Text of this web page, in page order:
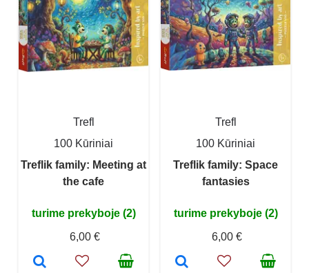
Trefl
100 Kūriniai
Treflik family: Meeting at
the cafe
turime prekyboje (2)
6,00 €
Trefl
100 Kūriniai
Treflik family: Space
fantasies
turime prekyboje (2)
6,00 €